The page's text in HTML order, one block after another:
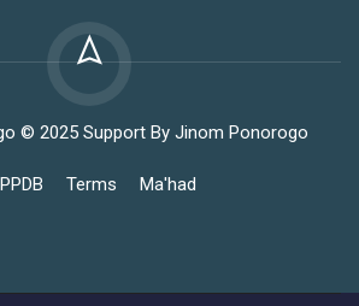
© 2025 Support By Jinom Ponorogo
PPDB Terms Ma'had